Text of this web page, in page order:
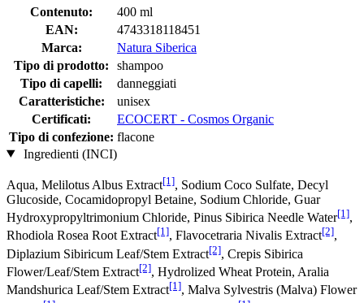
Contenuto:
400 ml
EAN:
4743318118451
Marca:
Natura Siberica
Tipo di prodotto:
shampoo
Tipo di capelli:
danneggiati
Caratteristiche:
unisex
Certificati:
ECOCERT - Cosmos Organic
Tipo di confezione: flacone
Ingredienti (INCI)
Aqua, Melilotus Albus Extract[1], Sodium Coco­ Sulfate, Decyl
Glucoside, Cocamidopropyl Betaine, Sodium Chloride, Guar
Hydroxypropyltrimonium Chloride, Pinus Sibirica Needle Water[1],
Rhodiola Rosea Root Extract[1], Flavocetraria Nivalis Extract[2],
Diplazium Sibiricum Leaf/Stem Extract[2], Crepis Sibirica
Flower/Leaf/Stem Extract[2], Hydrolized Wheat Protein, Aralia
Mandshurica Leaf/Stem Extract[1], Malva Sylvestris (Malva) Flower